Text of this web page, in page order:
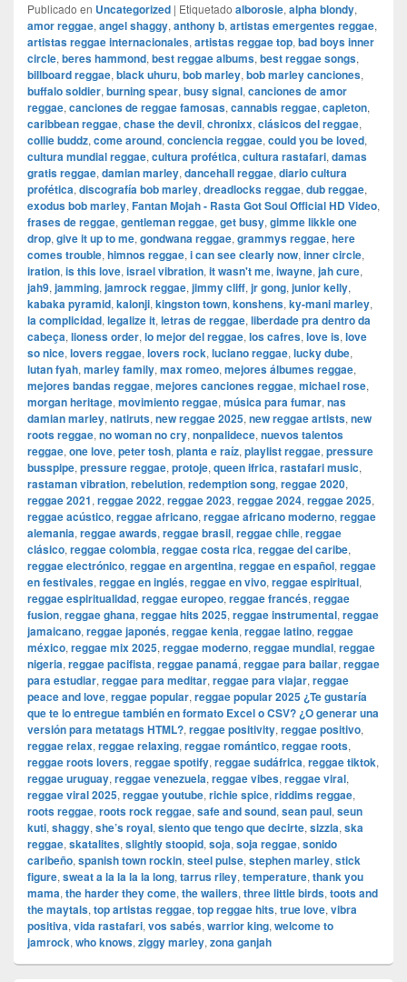
Publicado en Uncategorized | Etiquetado alborosie, alpha blondy,
amor reggae, angel shaggy, anthony b, artistas emergentes reggae,
artistas reggae internacionales, artistas reggae top, bad boys inner
circle, beres hammond, best reggae albums, best reggae songs,
billboard reggae, black uhuru, bob marley, bob marley canciones,
buffalo soldier, burning spear, busy signal, canciones de amor
reggae, canciones de reggae famosas, cannabis reggae, capleton,
caribbean reggae, chase the devil, chronixx, clásicos del reggae,
collie buddz, come around, conciencia reggae, could you be loved,
cultura mundial reggae, cultura profética, cultura rastafari, damas
gratis reggae, damian marley, dancehall reggae, diario cultura
profética, discografía bob marley, dreadlocks reggae, dub reggae,
exodus bob marley, Fantan Mojah - Rasta Got Soul Official HD Video,
frases de reggae, gentleman reggae, get busy, gimme likkle one
drop, give it up to me, gondwana reggae, grammys reggae, here
comes trouble, himnos reggae, i can see clearly now, inner circle,
iration, is this love, israel vibration, it wasn't me, iwayne, jah cure,
jah9, jamming, jamrock reggae, jimmy cliff, jr gong, junior kelly,
kabaka pyramid, kalonji, kingston town, konshens, ky-mani marley,
la complicidad, legalize it, letras de reggae, liberdade pra dentro da
cabeça, lioness order, lo mejor del reggae, los cafres, love is, love
so nice, lovers reggae, lovers rock, luciano reggae, lucky dube,
lutan fyah, marley family, max romeo, mejores álbumes reggae,
mejores bandas reggae, mejores canciones reggae, michael rose,
morgan heritage, movimiento reggae, música para fumar, nas
damian marley, natiruts, new reggae 2025, new reggae artists, new
roots reggae, no woman no cry, nonpalidece, nuevos talentos
reggae, one love, peter tosh, planta e raíz, playlist reggae, pressure
busspipe, pressure reggae, protoje, queen ifrica, rastafari music,
rastaman vibration, rebelution, redemption song, reggae 2020,
reggae 2021, reggae 2022, reggae 2023, reggae 2024, reggae 2025,
reggae acústico, reggae africano, reggae africano moderno, reggae
alemania, reggae awards, reggae brasil, reggae chile, reggae
clásico, reggae colombia, reggae costa rica, reggae del caribe,
reggae electrónico, reggae en argentina, reggae en español, reggae
en festivales, reggae en inglés, reggae en vivo, reggae espiritual,
reggae espiritualidad, reggae europeo, reggae francés, reggae
fusion, reggae ghana, reggae hits 2025, reggae instrumental, reggae
jamaicano, reggae japonés, reggae kenia, reggae latino, reggae
méxico, reggae mix 2025, reggae moderno, reggae mundial, reggae
nigeria, reggae pacifista, reggae panamá, reggae para bailar, reggae
para estudiar, reggae para meditar, reggae para viajar, reggae
peace and love, reggae popular, reggae popular 2025 ¿Te gustaría
que te lo entregue también en formato Excel o CSV? ¿O generar una
versión para metatags HTML?, reggae positivity, reggae positivo,
reggae relax, reggae relaxing, reggae romántico, reggae roots,
reggae roots lovers, reggae spotify, reggae sudáfrica, reggae tiktok,
reggae uruguay, reggae venezuela, reggae vibes, reggae viral,
reggae viral 2025, reggae youtube, richie spice, riddims reggae,
roots reggae, roots rock reggae, safe and sound, sean paul, seun
kuti, shaggy, she’s royal, siento que tengo que decirte, sizzla, ska
reggae, skatalites, slightly stoopid, soja, soja reggae, sonido
caribeño, spanish town rockin, steel pulse, stephen marley, stick
figure, sweat a la la la la long, tarrus riley, temperature, thank you
mama, the harder they come, the wailers, three little birds, toots and
the maytals, top artistas reggae, top reggae hits, true love, vibra
positiva, vida rastafari, vos sabés, warrior king, welcome to
jamrock, who knows, ziggy marley, zona ganjah